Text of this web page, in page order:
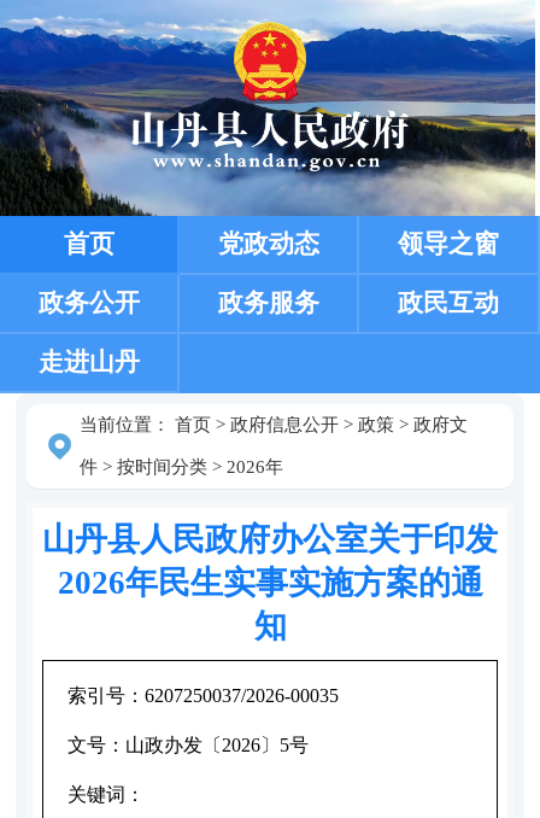
首页 党政动态 领导之窗
政务公开 政务服务 政民互动
走进山丹
当前位置： 首页> 政府信息公开> 政策> 政府文
件> 按时间分类> 2026年
山丹县人民政府办公室关于印发
2026年民生实事实施方案的通
知
索引号： 6207250037/2026-00035
文号： 山政办发〔2026〕5号
关键词：